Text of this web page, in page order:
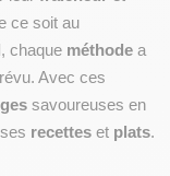
, chaque méthode a
savoureuses en
recettes et plats.